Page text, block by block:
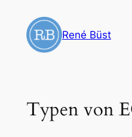
Inhalt
springen
René Büst
Typen von